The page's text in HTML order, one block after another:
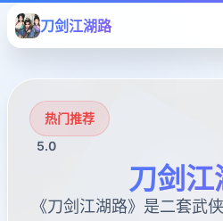
刀剑江湖路
热门推荐
5.0
刀剑江
《刀剑江湖路》是二套武